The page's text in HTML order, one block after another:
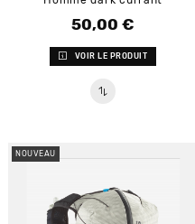
Prix
50,00 €
VOIR LE PRODUIT
NOUVEAU